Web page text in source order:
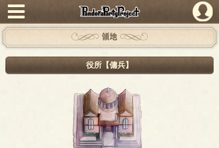
PandoraPartyProject
領地
役所【傭兵】